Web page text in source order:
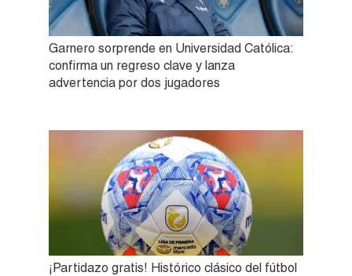
Garnero sorprende en Universidad Católica:
confirma un regreso clave y lanza
advertencia por dos jugadores
¡Partidazo gratis! Histórico clásico del fútbol